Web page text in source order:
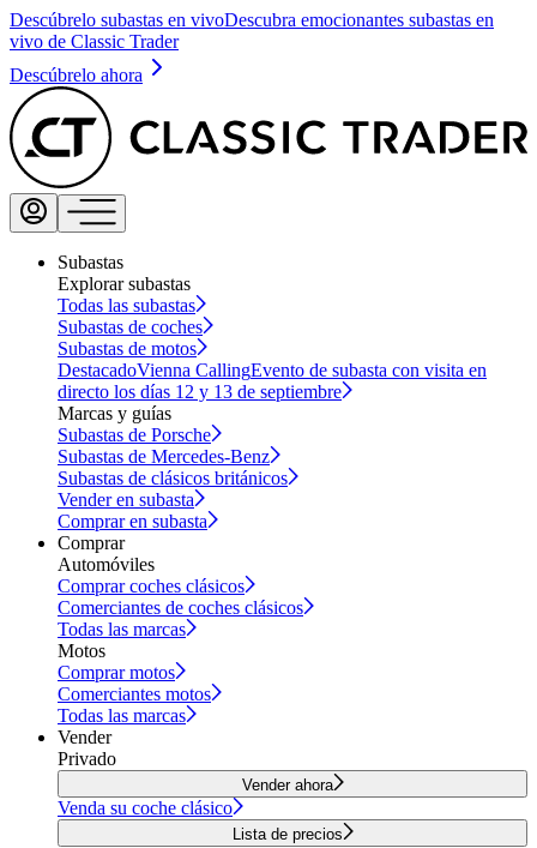
Descúbrelo subastas en vivoDescubra emocionantes subastas en
vivo de Classic Trader
Descúbrelo ahora
Subastas
Explorar subastas
Todas las subastas
Subastas de coches
Subastas de motos
DestacadoVienna CallingEvento de subasta con visita en
directo los días 12 y 13 de septiembre
Marcas y guías
Subastas de Porsche
Subastas de Mercedes-Benz
Subastas de clásicos británicos
Vender en subasta
Comprar en subasta
Comprar
Automóviles
Comprar coches clásicos
Comerciantes de coches clásicos
Todas las marcas
Motos
Comprar motos
Comerciantes motos
Todas las marcas
Vender
Privado
Vender ahora
Venda su coche clásico
Lista de precios